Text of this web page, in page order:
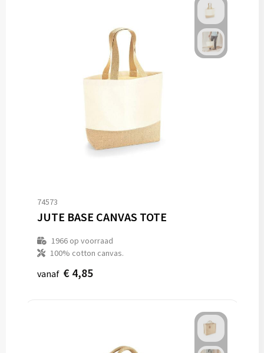
74573
JUTE BASE CANVAS TOTE
1966op voorraad
100% cotton canvas.
vanaf € 4,85